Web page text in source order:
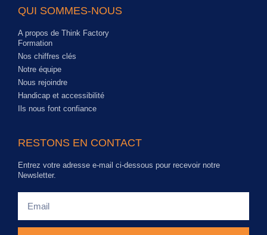
QUI SOMMES-NOUS
A propos de Think Factory
Formation
Nos chiffres clés
Notre équipe
Nous rejoindre
Handicap et accessibilité
Ils nous font confiance
RESTONS EN CONTACT
Entrez votre adresse e-mail ci-dessous pour recevoir notre
Newsletter.